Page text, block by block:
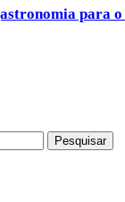
para o